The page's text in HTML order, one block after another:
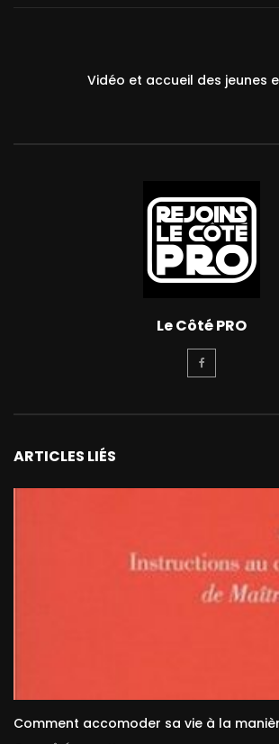
Vidéo et accueil des jeunes
Le Côté PRO
ARTICLES LIÉS
Comment accomoder sa vie à la